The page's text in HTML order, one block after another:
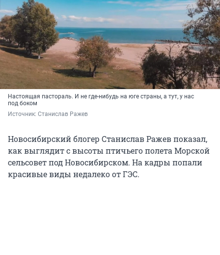
Настоящая пастораль. И не где-нибудь на юге страны, а тут, у нас
под боком
Источник: Станислав Ражев
Новосибирский блогер Станислав Ражев показал,
как выглядит с высоты птичьего полета Морской
сельсовет под Новосибирском. На кадры попали
красивые виды недалеко от ГЭС.